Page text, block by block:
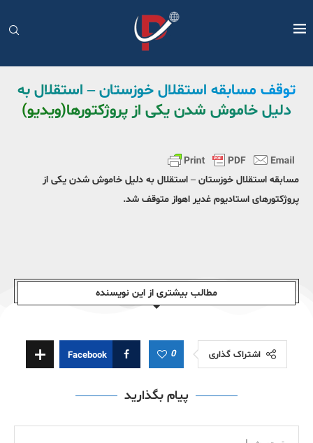
توقف مسابقه استقلال خوزستان – استقلال به
دلیل خاموش شدن یکی از پروژکتورها(ویدیو)
مسابقه استقلال خوزستان – استقلال به دلیل خاموش شدن یکی از
پروژکتورهای استادیوم غدیر اهواز متوقف شد.
مطالب بیشتری از این نویسندە
اشتراک گذاری 0
Facebook
پیام بگذارید